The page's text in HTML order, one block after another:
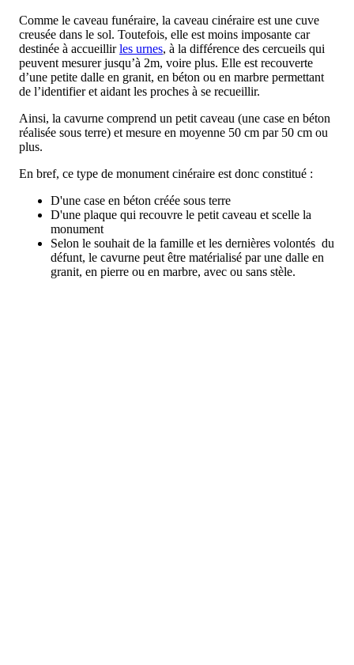
Comme le caveau funéraire, la caveau cinéraire est une cuve
creusée dans le sol. Toutefois, elle est moins imposante car
destinée à accueillirles urnes, à la différence des cercueils qui
peuvent mesurer jusqu’à 2m, voire plus. Elle est recouverte
d’une petite dalle en granit, en béton ou en marbre permettant
de l’identifier et aidant les proches à se recueillir.
Ainsi, la cavurne comprend un petit caveau (une case en béton
réalisée sous terre) et mesure en moyenne 50 cm par 50 cm ou
plus.
En bref, ce type de monument cinéraire est donc constitué :
D'une case en béton créée sous terre
D'une plaque qui recouvre le petit caveau et scelle la
monument
Selon le souhait de la famille et les dernières volontés du
défunt, le cavurne peut être matérialisé par une dalle en
granit, en pierre ou en marbre, avec ou sans stèle.